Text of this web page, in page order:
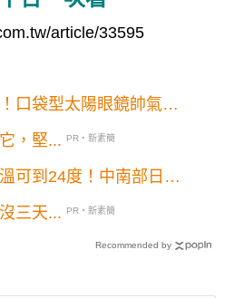
article/33595
口袋型太陽眼鏡帥氣防
，堅...
PR・新素簡
可到24度！中南部日夜
三天...
PR・新素簡
Recommended by